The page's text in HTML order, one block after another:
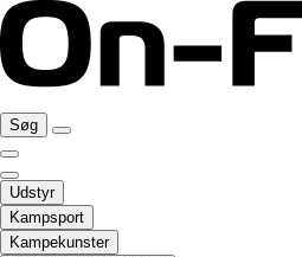
Søg
Udstyr
Kampsport
Kampekunster